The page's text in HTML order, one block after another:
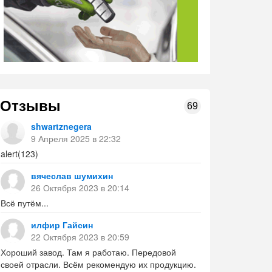
Отзывы 69
shwartznegera
9 Апреля 2025 в 22:32
alert(123)
вячеслав шумихин
26 Октября 2023 в 20:14
Всё путём...
илфир Гайсин
22 Октября 2023 в 20:59
Хороший завод. Там я работаю. Передовой
своей отрасли. Всём рекомендую их продукцию.